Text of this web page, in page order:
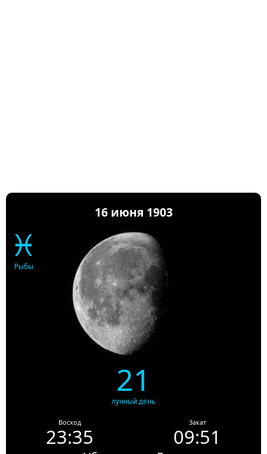
16 июня 1903
♓
Рыбы
21
лунный день
Восход
23:35
Закат
09:51